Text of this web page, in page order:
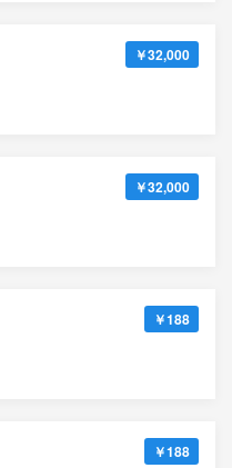
￥32,000
￥32,000
￥188
￥188